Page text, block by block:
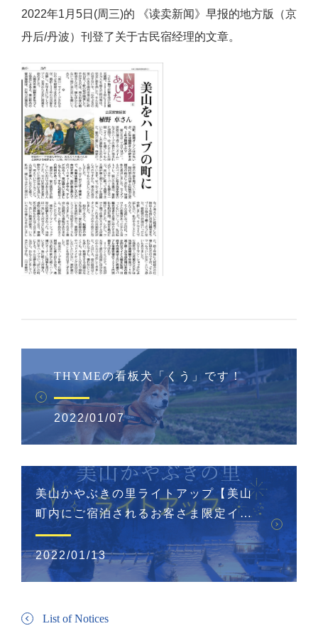
2022年1月5日(周三)的 《读卖新闻》早报的地方版（京
丹后/丹波）刊登了关于古民宿经理的文章。
THYMEの看板犬「くう」です！
2022/01/07
美山かやぶきの里ライトアップ【美山
町内にご宿泊されるお客さま限定イベ
ント】
2022/01/13
List of Notices